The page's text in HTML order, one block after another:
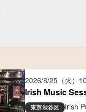
2026/8/25（火）
Irish Music
東京渋谷区 Irish